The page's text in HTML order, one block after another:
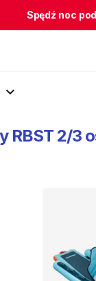
Spędź noc
RBST 2​/​3